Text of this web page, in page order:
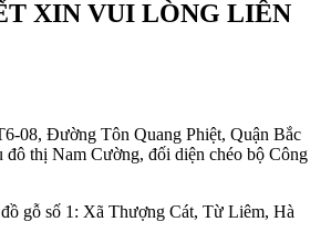
XIN VUI LÒNG LIÊN
08, Đường Tôn Quang Phiệt, Quận Bắc
thị Nam Cường, đối diện chéo bộ Công
gỗ số 1: Xã Thượng Cát, Từ Liêm, Hà